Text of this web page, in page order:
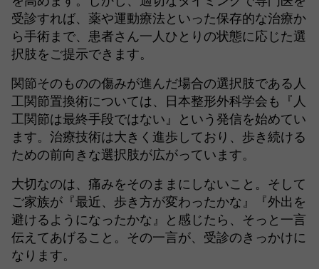
受診すれば、薬や運動療法といった保存的な治療か
ら手術まで、患者さん一人ひとりの状態に応じた選
択肢をご提示できます。
関節そのものの傷みが進んだ場合の選択肢である人
工関節置換術については、日本整形外科学会も『人
工関節は最終手段ではない』という発信を始めてい
ます。治療技術は大きく進歩しており、歩き続ける
ための前向きな選択肢が広がっています。
大切なのは、痛みをそのままにしないこと。そして
ご家族が『最近、歩き方が変わったかな』『外出を
避けるようになったかな』と感じたら、そっと一言
伝えてあげること。その一言が、受診のきっかけに
なります。